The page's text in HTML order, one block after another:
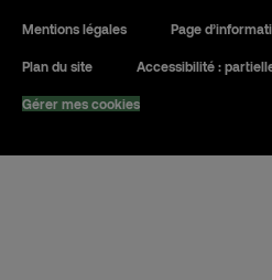
Mentions légales Page
Plan du site Accessibilité :
Gérer mes cookies